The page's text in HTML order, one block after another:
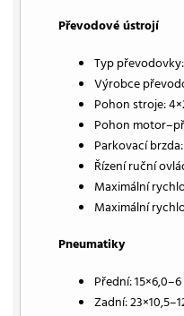
Převodové ústrojí
Typ
Výrobce
Pohon stroje:
Pohon
Parkovací
Řízení ruční
Maximální
Maximální
Pneumatiky
Přední: 15×6,0–6
Zadní: